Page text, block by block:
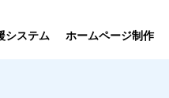
システム ホームページ制作